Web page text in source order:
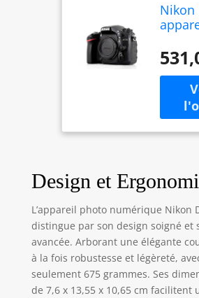
Nikon
photo
MP
x
Noir -
(24,2
x 4000
675
Design et
L’appareil photo numérique Nikon
distingue par son design soigné et
avancée. Arborant une élégante
à la fois robustesse et légèreté,
seulement 675 grammes. Ses
de 7,6 x 13,55 x 10,65 cm facilitent